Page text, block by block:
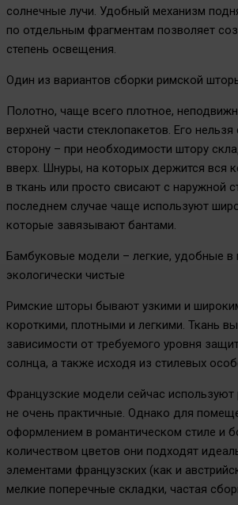
солнечные лучи. Удобный механизм
по отдельным фрагментам позволяет
степень освещения.
Один из вариантов сборки римской
Полотно, чаще всего плотное,
верхней части стеклопакетов. Его нельзя
сторону – при необходимости штору
вверх. Шнуры, на которых держится вся
в ткань или просто свисают с наружной
последнем случае чаще используют
которые завязывают бантами.
Бамбуковые модели – легкие, удобные в
экологически чистые
Римские шторы бывают узкими и
короткими, плотными и легкими. Ткань
зависимости от требуемого уровня
солнца, а также исходя из стилевых
Французские модели сейчас используют
не очень практичные. Однако для
оформлением в романтическом стиле и
количеством цветов они подходят
элементами французских (как и
мелкие поперечные складки, частая